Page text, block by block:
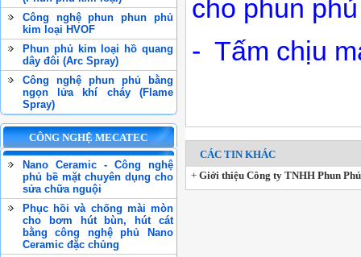
Công nghệ phun phun phủ
kim loại HVOF
Phun phủ kim loại hồ quang
dây đôi (Arc Spray)
Công nghệ phun phủ bằng
ngọn lửa khí cháy (Flame
Spray)
CÔNG NGHỆ MECATEC
Nano Ceramic - Công nghệ
phủ bề mặt chuyên dụng cho
sửa chữa nguội
Phục hồi và chống mài mòn
cho bơm hút bùn, hút cát
bằng công nghệ phủ Nano
Ceramic đặc chủng
cho phun
- Tấm chịu
CÁC TIN KHÁC
+ Giới thiệu Công ty TNHH Phun